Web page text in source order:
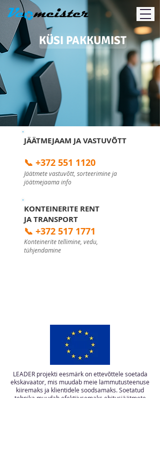
KÜSI PAKKUMIST
JÄÄTMEJAAM JA VASTUVÕTT
📞 +372 551 1120
Jäätmete vastuvõtt, sorteerimine ja
jöätmejaama info
KONTEINERITE RENT
JA TRANSPORT
📞 +372 517 1771
Konteinerite tellimine, vedu,
tühjendamine
LEADER projekti eesmärk on ettevõttele soetada
ekskavaator, mis muudab meie lammutusteenuse
kiiremaks ja klientidele soodsamaks. Soetatud
tehnika muudab efektiivsemaks ehitusjäätmete